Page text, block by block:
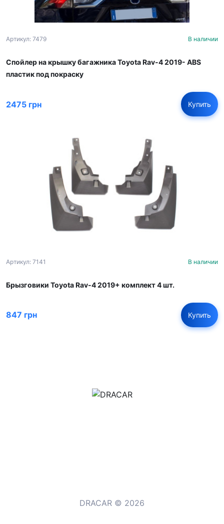
Артикул: 7479 В наличии
Спойлер на крышку багажника Toyota Rav-4 2019- ABS
пластик под покраску
2475 грн Купить
Артикул: 7141 В наличии
Брызговики Toyota Rav-4 2019+ комплект 4 шт.
847 грн Купить
DRACAR © 2026